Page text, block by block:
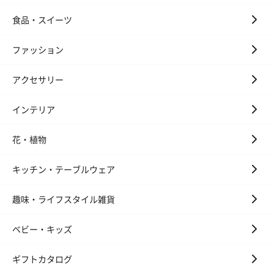
食品・スイーツ
ファッション
アクセサリー
インテリア
花・植物
キッチン・テーブルウェア
趣味・ライフスタイル雑貨
ベビー・キッズ
ギフトカタログ